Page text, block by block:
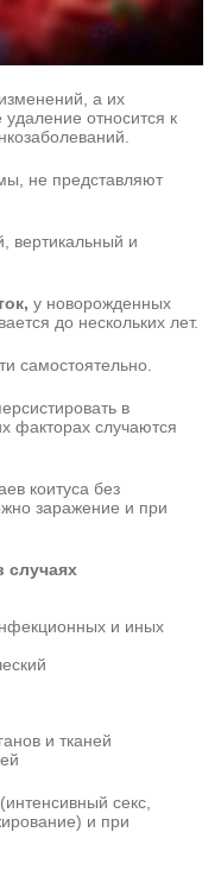
а их
относится к
не представляют
вертикальный и
у новорожденных
до нескольких лет.
самостоятельно.
в
факторах случаются
коитуса без
заражение и при
случаях
и иных
и тканей
секс,
и при